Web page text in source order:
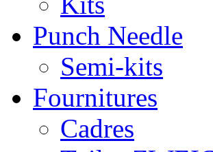
Punch Needle
Semi-kits
Fournitures
Cadres